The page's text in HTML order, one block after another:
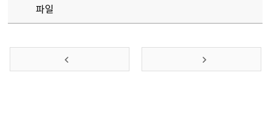
파일
이전 페이지 다음 페이지